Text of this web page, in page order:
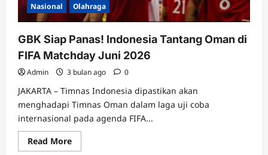
Nasional Olahraga
GBK Siap Panas! Indonesia Tantang Oman di
FIFA Matchday Juni 2026
Admin 3 bulan ago 0
JAKARTA – Timnas Indonesia dipastikan akan
menghadapi Timnas Oman dalam laga uji coba
internasional pada agenda FIFA...
Read MoreRead
more